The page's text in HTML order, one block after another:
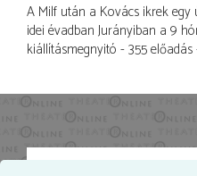
A Milf után a Kovács ikrek egy
idei évadban Jurányiban a 9
kiállításmegnyitó - 355